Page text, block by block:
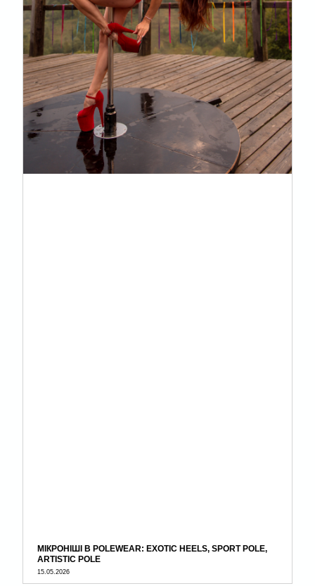
МІКРОНІШІ В POLEWEAR: EXOTIC HEELS, SPORT POLE,
ARTISTIC POLE
15.05.2026